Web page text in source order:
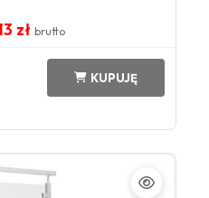
zł brutto
KUPUJĘ